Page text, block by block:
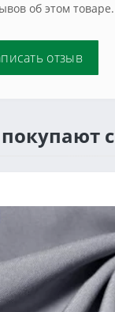
об этом товаре.
отзыв